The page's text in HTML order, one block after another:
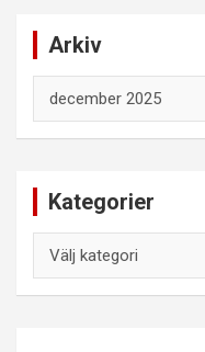
Arkiv
Kategorier